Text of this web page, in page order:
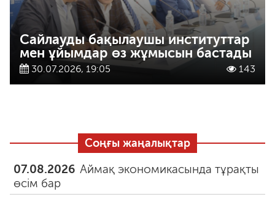
Сайлауды бақылаушы институттар
мен ұйымдар өз жұмысын бастады
30.07.2026, 19:05 143
Соңғы жаңалықтар
07.08.2026 Аймақ экономикасында тұрақты
өсім бар